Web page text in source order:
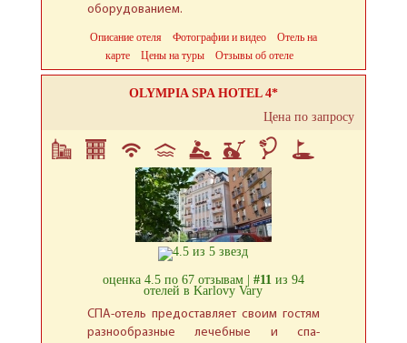
оборудованием.
Описание отеля Фотографии и видео
Отель на
карте
Цены на туры Отзывы об отеле
OLYMPIA SPA HOTEL 4*
Цена по запросу
оценка 4.5 по 67 отзывам | #11из 94
отелей в Karlovy Vary
СПА-отель предоставляет своим гостям
разнообразные лечебные и спа-